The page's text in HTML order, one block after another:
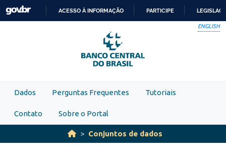
Skip to main content
PARA
O
CONTEÚDO
ACESSO À INFORMAÇÃO PARTICIPE
ENGLISH
Dados Perguntas Frequentes Tutoriais
Contato Sobre o Portal
Conjuntos de dados